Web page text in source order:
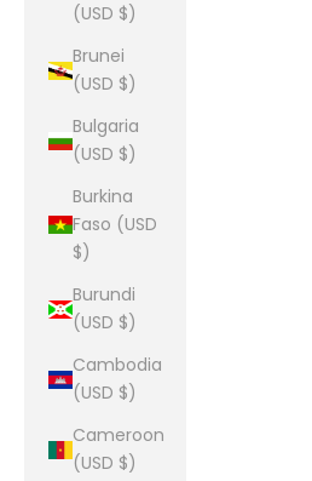
(USD $)
Brunei
(USD $)
Bulgaria
(USD $)
Burkina
Faso (USD
$)
Burundi
(USD $)
Cambodia
(USD $)
Cameroon
(USD $)